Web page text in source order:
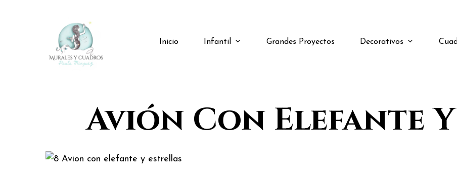
Inicio Infantil Grandes Proyectos Decorativos
Avión Con Elefante